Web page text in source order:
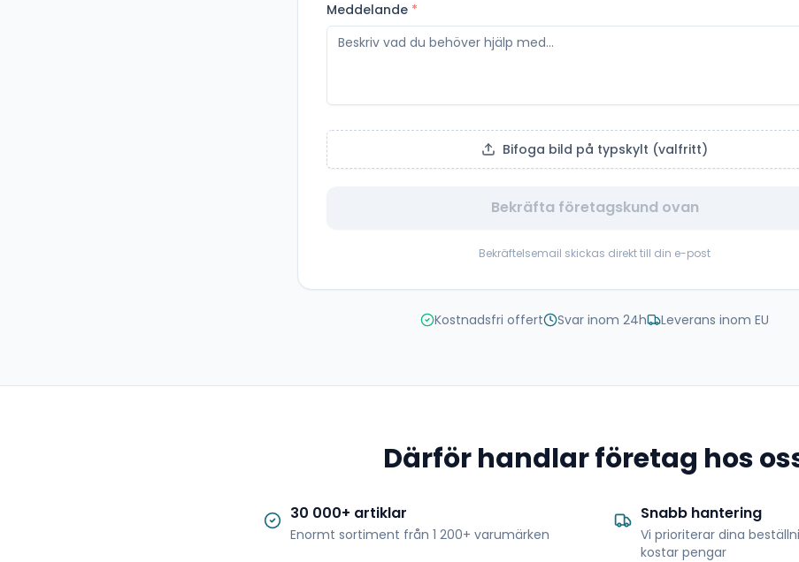
Meddelande *
Bifoga bild på typskylt (valfritt)
Bekräfta företagskund ovan
Bekräftelsemail skickas direkt till din e-post
Kostnadsfri offert Svar inom 24h Leverans inom EU
Därför handlar företag hos
30 000+ artiklar
Enormt sortiment från 1 200+ varumärken
Snabb hantering
Vi prioriterar dina
kostar pengar